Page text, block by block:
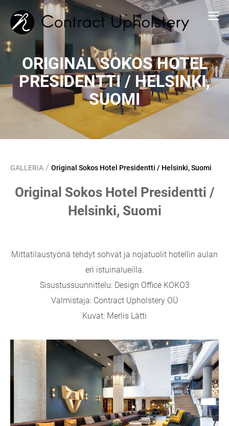
ORIGINAL SOKOS HOTEL
PRESIDENTTI / HELSINKI,
SUOMI
GALLERIA / Original Sokos Hotel Presidentti / Helsinki, Suomi
Original Sokos Hotel Presidentti /
Helsinki, Suomi
Mittatilaustyönä tehdyt sohvat ja nojatuolit hotellin aulan
eri istuinalueilla.
Sisustussuunnittelu: Design Office KOKO3
Valmistaja: Contract Upholstery OÜ
Kuvat: Merlis Lätti